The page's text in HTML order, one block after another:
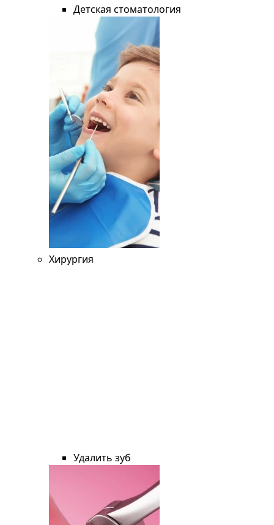
Детская стоматология
Хирургия
Удалить зуб